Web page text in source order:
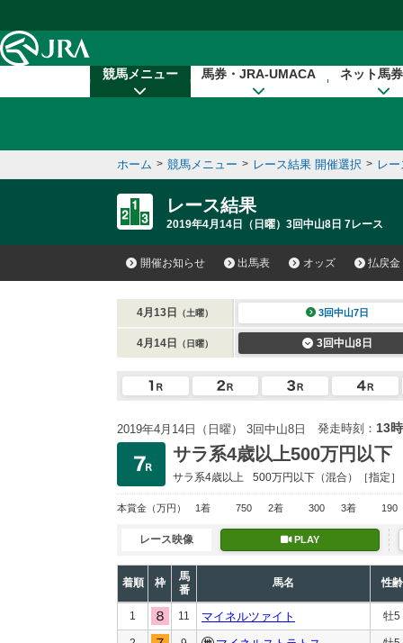
競馬メニュー 馬券・JRA-UMACA ネット馬
ホーム > 競馬メニュー > レース結果 開催選択 > レ
レース結果
2019年4月14日（日曜）3回中山8日 7レース
開催お知らせ 出馬表 オッズ 払戻金
4月13日 （土曜） 3回中山7日
4月14日 （日曜） 3回中山8日
2019年4月14日（日曜） 3回中山8日 発走時刻： 13
サラ系4歳以上500万円以下
サラ系4歳以上 500万円以下 （混合）［指定］
本賞金 （万円） 1着 750 2着 300 3着 190
レース映像 PLAY
着順 枠
馬
番
馬名 性齢
1 11 マイネルツァイト 牡5